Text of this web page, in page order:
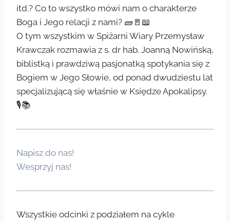
itd.? Co to wszystko mówi nam o charakterze
Boga i Jego relacji z nami? 🧱🚪📖
O tym wszystkim w Spiżarni Wiary Przemysław
Krawczak rozmawia z s. dr hab. Joanną Nowińską,
biblistką i prawdziwą pasjonatką spotykania się z
Bogiem w Jego Słowie, od ponad dwudziestu lat
specjalizującą się właśnie w Księdze Apokalipsy.
🎙️📚
Napisz do nas!
Wesprzyj nas!
Wszystkie odcinki z podziałem na cykle